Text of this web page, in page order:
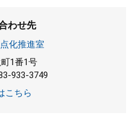
わせ先
化推進室
1番1号
933-3749
こちら